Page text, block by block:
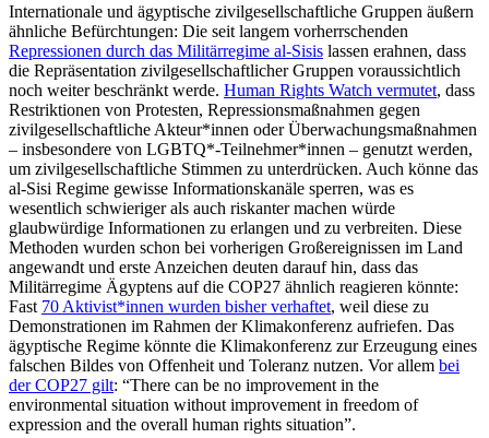
Internationale und ägyptische zivilgesellschaftliche Gruppen äußern
ähnliche Befürchtungen: Die seit langem vorherrschenden
Repressionen durch das Militärregime al-Sisis lassen erahnen, dass
die Repräsentation zivilgesellschaftlicher Gruppen voraussichtlich
noch weiter beschränkt werde. Human Rights Watch vermutet, dass
Restriktionen von Protesten, Repressionsmaßnahmen gegen
zivilgesellschaftliche Akteur*innen oder Überwachungsmaßnahmen
– insbesondere von LGBTQ*-Teilnehmer*innen – genutzt werden,
um zivilgesellschaftliche Stimmen zu unterdrücken. Auch könne das
al-Sisi Regime gewisse Informationskanäle sperren, was es
wesentlich schwieriger als auch riskanter machen würde
glaubwürdige Informationen zu erlangen und zu verbreiten. Diese
Methoden wurden schon bei vorherigen Großereignissen im Land
angewandt und erste Anzeichen deuten darauf hin, dass das
Militärregime Ägyptens auf die COP27 ähnlich reagieren könnte:
Fast 70 Aktivist*innen wurden bisher verhaftet, weil diese zu
Demonstrationen im Rahmen der Klimakonferenz aufriefen. Das
ägyptische Regime könnte die Klimakonferenz zur Erzeugung eines
falschen Bildes von Offenheit und Toleranz nutzen. Vor allem bei
der COP27 gilt: “There can be no improvement in the
environmental situation without improvement in freedom of
expression and the overall human rights situation”.